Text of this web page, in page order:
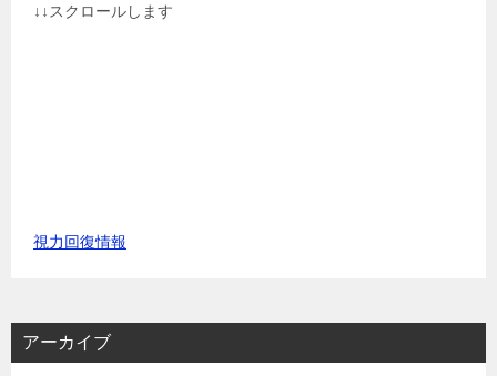
↓↓スクロールします
視力回復情報
アーカイブ